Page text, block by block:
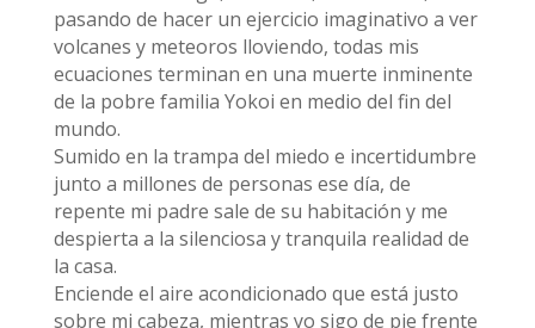
pasando de hacer un ejercicio imaginativo a ver
volcanes y meteoros lloviendo, todas mis
ecuaciones terminan en una muerte inminente
de la pobre familia Yokoi en medio del fin del
mundo.
Sumido en la trampa del miedo e incertidumbre
junto a millones de personas ese día, de
repente mi padre sale de su habitación y me
despierta a la silenciosa y tranquila realidad de
la casa.
Enciende el aire acondicionado que está justo
sobre mi cabeza, mientras yo sigo de pie frente